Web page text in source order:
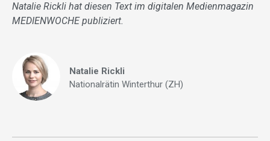
Natalie Rickli hat diesen Text im digitalen Medienmagazin
MEDIENWOCHE publiziert.
Natalie Rickli
Nationalrätin Winterthur (ZH)